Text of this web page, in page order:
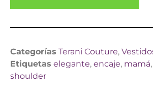
Categorías Terani Couture,
Etiquetas elegante, encaje, mamá,
shoulder